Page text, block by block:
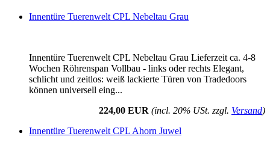
Innentüre Tuerenwelt CPL Nebeltau Grau
Innentüre Tuerenwelt CPL Nebeltau Grau Lieferzeit ca. 4-8
Wochen Röhrenspan Vollbau - links oder rechts Elegant,
schlicht und zeitlos: weiß lackierte Türen von Tradedoors
können universell eing...
224,00 EUR (incl. 20% USt. zzgl. Versand)
Innentüre Tuerenwelt CPL Ahorn Juwel